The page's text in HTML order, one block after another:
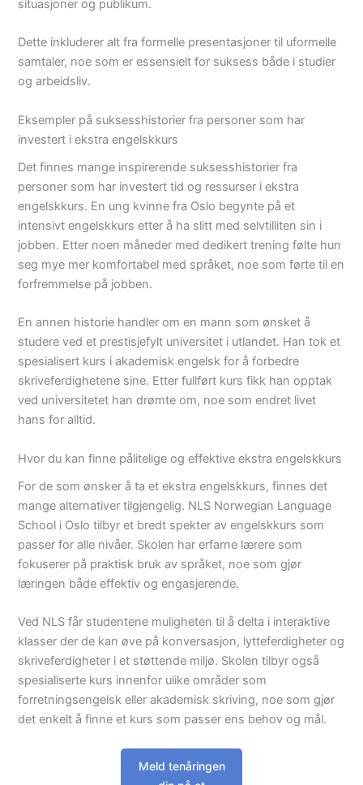
situasjoner og publikum.
Dette inkluderer alt fra formelle presentasjoner til uformelle
samtaler, noe som er essensielt for suksess både i studier
og arbeidsliv.
Eksempler på suksesshistorier fra personer som har
investert i ekstra engelskkurs
Det finnes mange inspirerende suksesshistorier fra
personer som har investert tid og ressurser i ekstra
engelskkurs. En ung kvinne fra Oslo begynte på et
intensivt engelskkurs etter å ha slitt med selvtilliten sin i
jobben. Etter noen måneder med dedikert trening følte hun
seg mye mer komfortabel med språket, noe som førte til en
forfremmelse på jobben.
En annen historie handler om en mann som ønsket å
studere ved et prestisjefylt universitet i utlandet. Han tok et
spesialisert kurs i akademisk engelsk for å forbedre
skriveferdighetene sine. Etter fullført kurs fikk han opptak
ved universitetet han drømte om, noe som endret livet
hans for alltid.
Hvor du kan finne pålitelige og effektive ekstra engelskkurs
For de som ønsker å ta et ekstra engelskkurs, finnes det
mange alternativer tilgjengelig. NLS Norwegian Language
School i Oslo tilbyr et bredt spekter av engelskkurs som
passer for alle nivåer. Skolen har erfarne lærere som
fokuserer på praktisk bruk av språket, noe som gjør
læringen både effektiv og engasjerende.
Ved NLS får studentene muligheten til å delta i interaktive
klasser der de kan øve på konversasjon, lytteferdigheter og
skriveferdigheter i et støttende miljø. Skolen tilbyr også
spesialiserte kurs innenfor ulike områder som
forretningsengelsk eller akademisk skriving, noe som gjør
det enkelt å finne et kurs som passer ens behov og mål.
Meld tenåringen